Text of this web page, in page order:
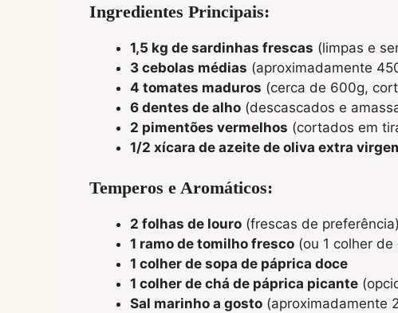
Ingredientes Principais:
1,5 kg de sardinhas frescas (limpas e
3 cebolas médias (aproximadamente
4 tomates maduros (cerca de 600g,
6 dentes de alho (descascados e
2 pimentões vermelhos (cortados em
1/2 xícara de azeite de oliva extra
Temperos e Aromáticos:
2 folhas de louro (frescas de preferência)
1 ramo de tomilho fresco (ou 1 colher de
1 colher de sopa de páprica doce
1 colher de chá de páprica picante
Sal marinho a gosto (aproximadamente